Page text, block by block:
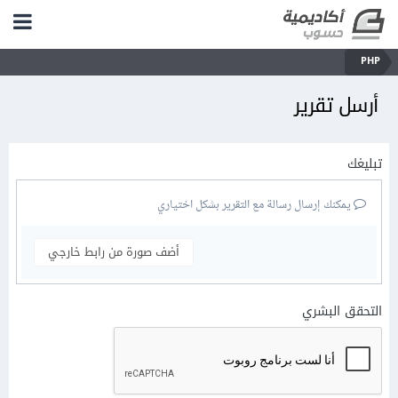
PHP
أرسل تقرير
تبليغك
يمكنك إرسال رسالة مع التقرير بشكل اختياري
أضف صورة من رابط خارجي
التحقق البشري